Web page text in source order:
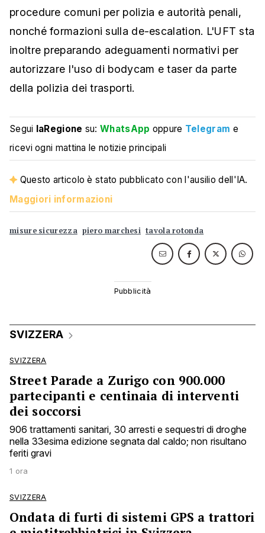
procedure comuni per polizia e autorità penali,
nonché formazioni sulla de-escalation. L'UFT sta
inoltre preparando adeguamenti normativi per
autorizzare l'uso di bodycam e taser da parte
della polizia dei trasporti.
Segui laRegione su:WhatsApp oppure Telegram e
ricevi ogni mattina le notizie principali
Questo articolo è stato pubblicato con l'ausilio dell'IA.
Maggiori informazioni
misure sicurezza piero marchesi tavola rotonda
SVIZZERA
SVIZZERA
Street Parade a Zurigo con 900.000
partecipanti e centinaia di interventi
dei soccorsi
906 trattamenti sanitari, 30 arresti e sequestri di droghe
nella 33esima edizione segnata dal caldo; non risultano
feriti gravi
1 ora
SVIZZERA
Ondata di furti di sistemi GPS a trattori